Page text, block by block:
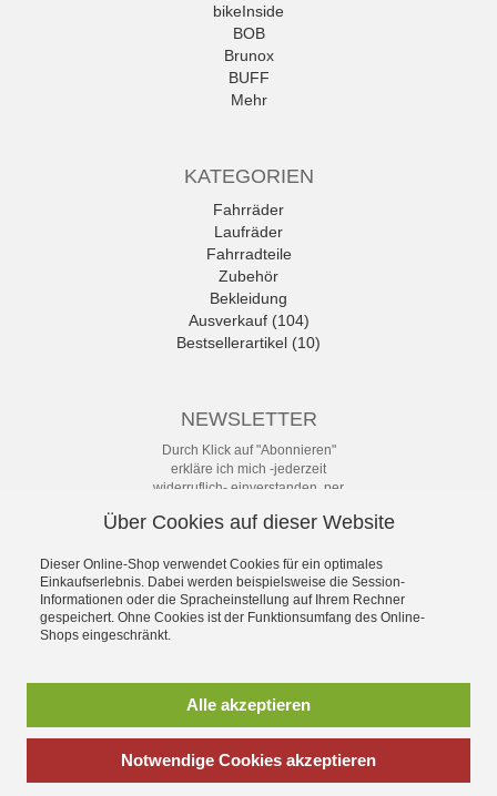
bikeInside
BOB
Brunox
BUFF
Mehr
KATEGORIEN
Fahrräder
Laufräder
Fahrradteile
Zubehör
Bekleidung
Ausverkauf (104)
Bestsellerartikel (10)
NEWSLETTER
Durch Klick auf "Abonnieren"
erkläre ich mich -jederzeit
widerruflich- einverstanden, per
Abständen über Angebote und
Datenschutzerklärung mit weiteren
Details habe ich zur Kenntnis
genommen.
Abonnieren
*inkl. MwSt., zzgl.Versandkosten
Über Cookies auf dieser Website
Dieser Online-Shop verwendet Cookies für ein optimales
Einkaufserlebnis. Dabei werden beispielsweise die Session-
Informationen oder die Spracheinstellung auf Ihrem Rechner
gespeichert. Ohne Cookies ist der Funktionsumfang des Online-
Shops eingeschränkt.
Alle akzeptieren
Notwendige Cookies akzeptieren